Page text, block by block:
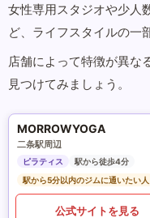
女性専用スタジオや少人
ど、ライフスタイルの一
店舗によって特徴が異な
見つけてみましょう。
MORROWYOGA
二条駅周辺
ピラティス
駅から徒歩4分
駅から5分以内のジムに通いたい人
公式サイトを見る